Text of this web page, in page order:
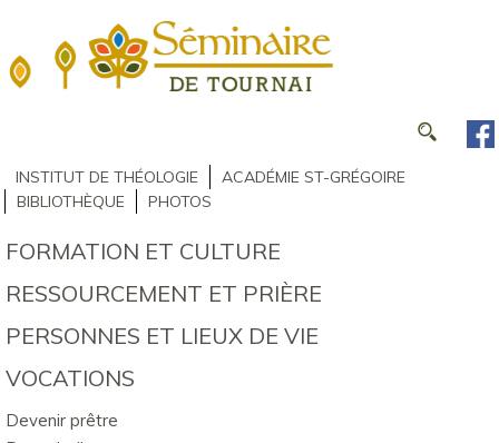
INSTITUT DE THÉOLOGIE
ACADÉMIE ST-GRÉGOIRE
BIBLIOTHÈQUE
PHOTOS
FORMATION ET CULTURE
RESSOURCEMENT ET PRIÈRE
PERSONNES ET LIEUX DE VIE
VOCATIONS
Devenir prêtre